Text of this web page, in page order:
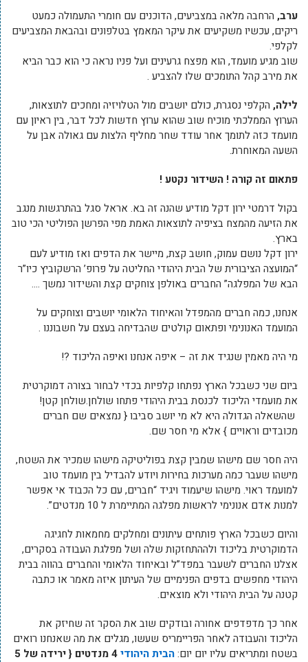
ערב, הרחבה מלאה במצביעים, הדוכנים עם חומרי התעמולה כמעט
ריקים, עכשיו משקיעים את עיקר המאמץ בטלפונים ובהבאת המצביעים
לקלפי.
שוב מגיע מועמד, הוא מפצח גרעינים ועל פניו נראה כי הוא כבר הביא
את מירב קהל התומכים שלו להצביע .
לילה, הקלפי נסגרת, כולם יושבים מול הטלויזיה ומחכים לתוצאות,
הערוץ הממלכתי מוכיח שוב שהוא ערוץ חדשות לכל דבר, בין ראיון עם
מועמד כזה לתומך אחר עודד שחר מחליף הלצות עם גאולה אבן על
השעה המאוחרת.
פתאום זה קורה ! השידור נקטע !
בקול דרמטי ירון דקל מודיע שהנה זה בא. אראל סגל בהתרגשות מנגב
את הזיעה מהמצח בציפיה לתוצאות האמת מפי הפרשן הפוליטי הכי טוב
בארץ.
ירון דקל נושם עמוק, חושב קצת, מיישר את הדפים ואז מודיע לעם
“המועצה הציבורית של הבית היהודי החליטה על פרופ’ הרשקוביץ כיו”ר
הבא של המפלגה” החברים באולפן צוחקים קצת והשידור נמשך ….
אנחנו, כמה חברים מהמפדל והאיחוד הלאומי יושבים וצוחקים על
המועמד האנונימי ופתאום קולטים שהבדיחה בעצם על חשבוננו .
מי היה מאמין שנגיד את זה – איפה אנחנו ואיפה הליכוד ?!
ביום שני כשבכל הארץ נפתחו קלפיות בכדי לבחור בצורה דמוקרטית
את מועמדי הליכוד לכנסת בבית היהודי פתחו שולחן.שולחן קטן!
שהשאלה הגדולה היא לא מי יושב סביבו { נמצאים שם חברים
מכובדים וראויים } אלא מי חסר שם.
היה חסר שם מישהו שמבין קצת בפוליטיקה מישהו שמכיר את השטח,
מישהו שעבר כמה מערכות בחירות ויודע להבדיל בין מועמד טוב
למועמד ראוי. מישהו שיעמוד ויגיד “חברים, עם כל הכבוד אי אפשר
למנות אדם אנונימי לראשות מפלגה המתיימרת ל 10 מנדטים”.
והיום כשבכל הארץ פותחים עיתונים ומחלקים מחמאות לחגיגה
הדמוקרטית בליכוד ולההתחזקות שלה ושל מפלגת העבודה בסקרים,
אצלנו החברים לשעבר במפד”ל ובאיחוד הלאומי והחברים בהווה בבית
היהודי מחפשים בדפים הפנימיים של העיתון איזה מאמר או כתבה
קטנה על הבית היהודי ולא מוצאים.
אחר כך מדפדפים אחורה ובודקים שוב את הסקר זה שחיזק את
הליכוד והעבודה לאחר הפריימריס שעשו, מגלים את מה שאנחנו רואים
בשטח ומתריאים עליו יום יום:הבית היהודי
4 מנדטים { ירידה של 5